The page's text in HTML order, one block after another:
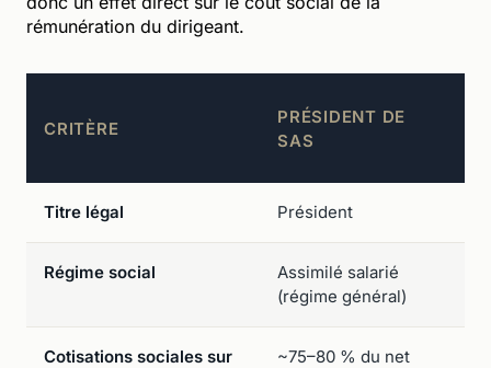
rémunération du dirigeant.
CRITÈRE
PRÉSIDENT DE
SAS
Titre légal Président
Régime social
Assimilé salarié
(régime général)
Cotisations sociales sur
~75–80 % du net